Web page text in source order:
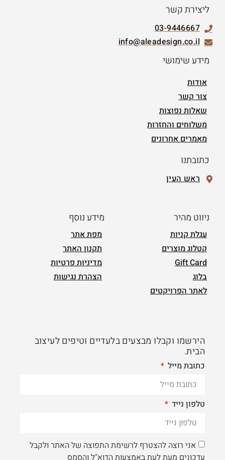
ליצירת קשר
03-9446667
info@aleadesign.co.il
מידע שימושי
אודות
צור קשר
שאלות נפוצות
משלוחים והחזרות
מאמרים אחרונים
כתובתנו
ראש העין
ניווט מהיר
עגלת קניות
קטלוג מוצרים
Gift Card
בלוג
לאתר הפרויקטים
מידע נוסף
מפת אתר
תקנון האתר
מדיניות פרטיות
הצהרת נגישות
הירשמו וקבלו מבצעים בלעדיים וטיפים לעיצוב
הבית.
כתובת מייל
טלפון נייד
אני רוצה להצטרף לרשימת התפוצה של האתר ולקבל
עדכונים מעת לעת באמצעות הדוא"ל והסמס